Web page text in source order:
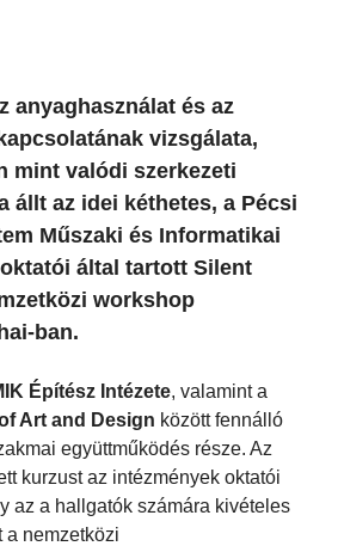
anyaghasználat és az
vizsgálata,
mint valódi szerkezeti
állt az idei kéthetes, a Pécsi
Műszaki és Informatikai
oktatói által tartott Silent
workshop
ban.
Építész Intézete, valamint a
Art and Design között fennálló
együttműködés része. Az
kurzust az intézmények oktatói
az a hallgatók számára kivételes
a nemzetközi